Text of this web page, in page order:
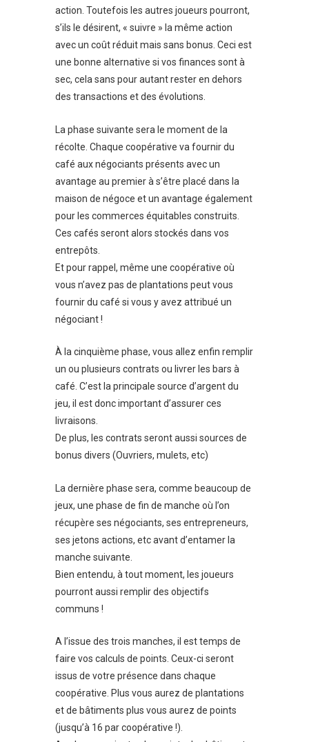
action. Toutefois les autres joueurs pourront,
s’ils le désirent, « suivre » la même action
avec un coût réduit mais sans bonus. Ceci est
une bonne alternative si vos finances sont à
sec, cela sans pour autant rester en dehors
des transactions et des évolutions.
La phase suivante sera le moment de la
récolte. Chaque coopérative va fournir du
café aux négociants présents avec un
avantage au premier à s’être placé dans la
maison de négoce et un avantage également
pour les commerces équitables construits.
Ces cafés seront alors stockés dans vos
entrepôts.
Et pour rappel, même une coopérative où
vous n’avez pas de plantations peut vous
fournir du café si vous y avez attribué un
négociant !
À la cinquième phase, vous allez enfin remplir
un ou plusieurs contrats ou livrer les bars à
café. C’est la principale source d’argent du
jeu, il est donc important d’assurer ces
livraisons.
De plus, les contrats seront aussi sources de
bonus divers (Ouvriers, mulets, etc)
La dernière phase sera, comme beaucoup de
jeux, une phase de fin de manche où l’on
récupère ses négociants, ses entrepreneurs,
ses jetons actions, etc avant d’entamer la
manche suivante.
Bien entendu, à tout moment, les joueurs
pourront aussi remplir des objectifs
communs !
A l’issue des trois manches, il est temps de
faire vos calculs de points. Ceux-ci seront
issus de votre présence dans chaque
coopérative. Plus vous aurez de plantations
et de bâtiments plus vous aurez de points
(jusqu’à 16 par coopérative !).